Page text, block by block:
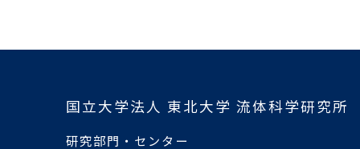
国立大学法人 東北大学 流体科学研究所
研究部門・センター